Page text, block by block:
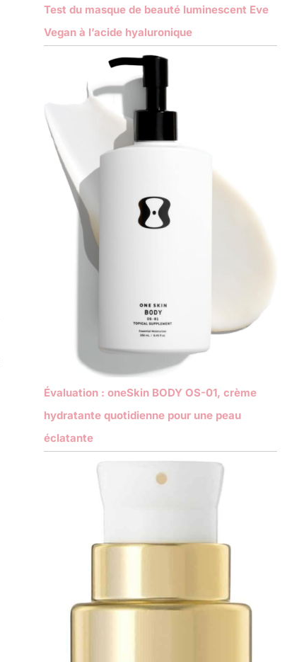
Test du masque de beauté luminescent Eve
Vegan à l’acide hyaluronique
Évaluation : oneSkin BODY OS-01, crème
hydratante quotidienne pour une peau
éclatante